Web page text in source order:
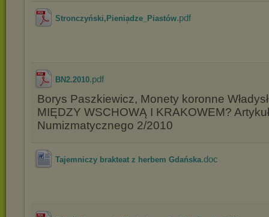
Stronczyński,Pienia̜dze_Piastów.pdf
BN2.2010.pdf
Borys Paszkiewicz, Monety koronne
MIĘDZY WSCHOWĄ I KRAKOWEM?
Numizmatycznego 2/2010
Tajemniczy brakteat z herbem Gdańska.doc